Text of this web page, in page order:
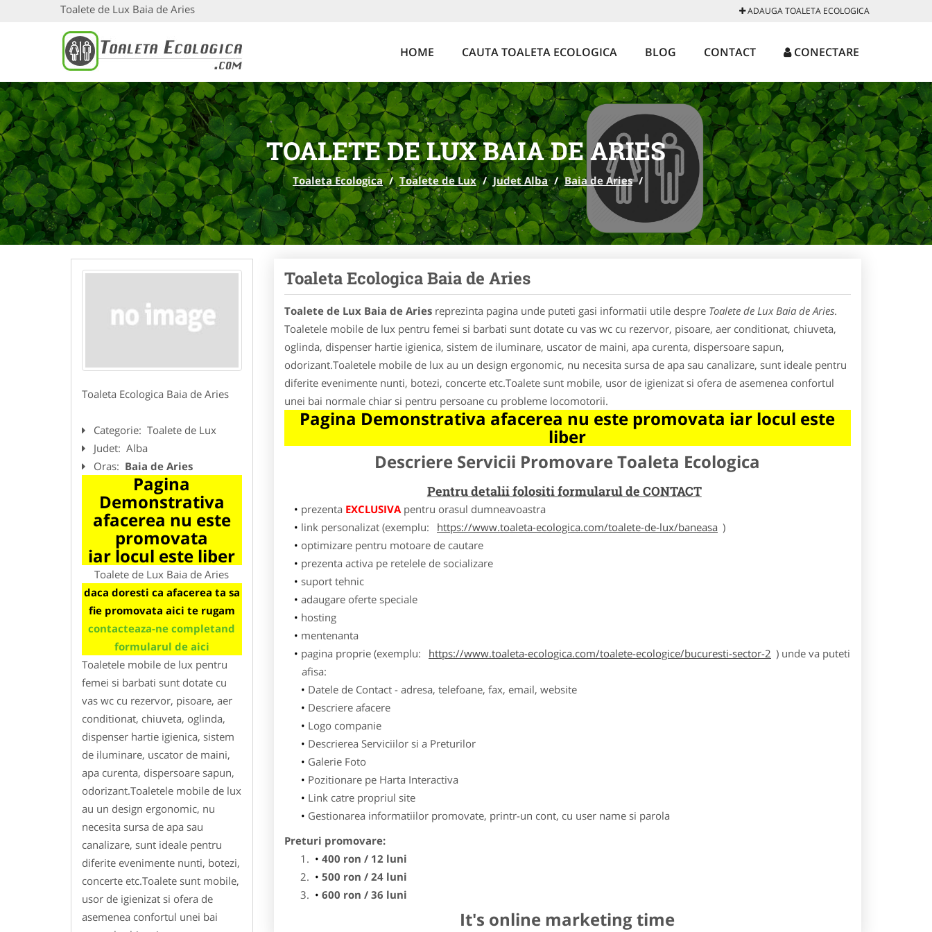
Toalete de Lux Baia de Aries ADAUGA TOALETA ECOLOGICA
HOME CAUTA TOALETA ECOLOGICA BLOG CONTACT CONECTARE
TOALETE DE LUX BAIA DE ARIES
Toaleta Ecologica / Toalete de Lux / Judet Alba / Baia de Aries /
Toaleta Ecologica Baia de Aries
Categorie: Toalete de Lux
Judet: Alba
Oras: Baia de Aries
Pagina
Demonstrativa
afacerea nu este
promovata
iar locul este liber
Toalete de Lux Baia de Aries
daca doresti ca afacerea ta sa
fie promovata aici te rugam
contacteaza-ne completand
formularul de aici
Toaletele mobile de lux pentru
femei si barbati sunt dotate cu
vas wc cu rezervor, pisoare, aer
conditionat, chiuveta, oglinda,
dispenser hartie igienica, sistem
de iluminare, uscator de maini,
apa curenta, dispersoare sapun,
odorizant.Toaletele mobile de lux
au un design ergonomic, nu
necesita sursa de apa sau
canalizare, sunt ideale pentru
diferite evenimente nunti, botezi,
concerte etc.Toalete sunt mobile,
usor de igienizat si ofera de
asemenea confortul unei bai
Toaleta Ecologica Baia de Aries
Toalete de Lux Baia de Ariesreprezinta pagina unde puteti gasi informatii utile despre Toalete de Lux Baia de Aries.
Toaletele mobile de lux pentru femei si barbati sunt dotate cu vas wc cu rezervor, pisoare, aer conditionat, chiuveta,
oglinda, dispenser hartie igienica, sistem de iluminare, uscator de maini, apa curenta, dispersoare sapun,
odorizant.Toaletele mobile de lux au un design ergonomic, nu necesita sursa de apa sau canalizare, sunt ideale pentru
diferite evenimente nunti, botezi, concerte etc.Toalete sunt mobile, usor de igienizat si ofera de asemenea confortul
unei bai normale chiar si pentru persoane cu probleme locomotorii.
Pagina Demonstrativa afacerea nu este promovata iar locul este
liber
Descriere Servicii Promovare Toaleta Ecologica
Pentru detalii folositi formularul de CONTACT
prezenta EXCLUSIVApentru orasul dumneavoastra
link personalizat (exemplu:
https://www.toaleta-ecologica.com/toalete-de-lux/baneasa )
optimizare pentru motoare de cautare
prezenta activa pe retelele de socializare
suport tehnic
adaugare oferte speciale
hosting
mentenanta
pagina proprie (exemplu:
https://www.toaleta-ecologica.com/toalete-ecologice/bucuresti-sector-2 ) unde va puteti
afisa:
Datele de Contact - adresa, telefoane, fax, email, website
Descriere afacere
Logo companie
Descrierea Serviciilor si a Preturilor
Galerie Foto
Pozitionare pe Harta Interactiva
Link catre propriul site
Gestionarea informatiilor promovate, printr-un cont, cu user name si parola
Preturi promovare:
400 ron / 12 luni
500 ron / 24 luni
600 ron / 36 luni
It's online marketing time